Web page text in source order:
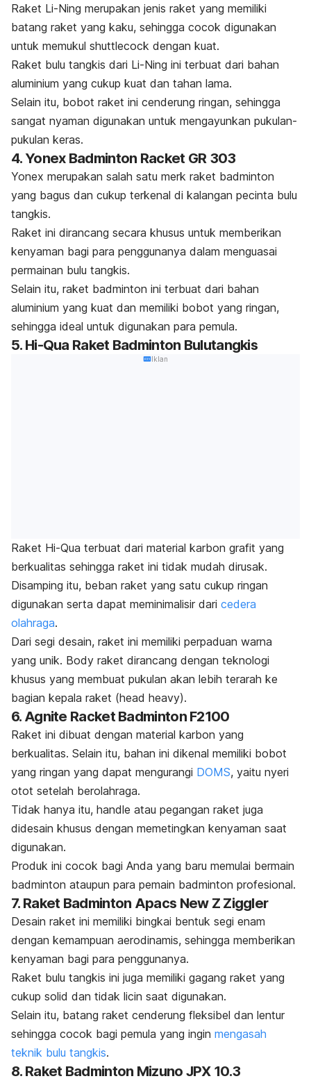
Raket Li-Ning merupakan jenis raket yang memiliki
batang raket yang kaku, sehingga cocok digunakan
untuk memukul shuttlecock dengan kuat.
Raket bulu tangkis dari Li-Ning ini terbuat dari bahan
aluminium yang cukup kuat dan tahan lama.
Selain itu, bobot raket ini cenderung ringan, sehingga
sangat nyaman digunakan untuk mengayunkan pukulan-
pukulan keras.
4. Yonex Badminton Racket GR 303
Yonex merupakan salah satu merk raket badminton
yang bagus dan cukup terkenal di kalangan pecinta bulu
tangkis.
Raket ini dirancang secara khusus untuk memberikan
kenyaman bagi para penggunanya dalam menguasai
permainan bulu tangkis.
Selain itu, raket badminton ini terbuat dari bahan
aluminium yang kuat dan memiliki bobot yang ringan,
sehingga ideal untuk digunakan para pemula.
5. Hi-Qua Raket Badminton Bulutangkis
Iklan
Raket Hi-Qua terbuat dari material karbon grafit yang
berkualitas sehingga raket ini tidak mudah dirusak.
Disamping itu, beban raket yang satu cukup ringan
digunakan serta dapat meminimalisir dari cedera
olahraga.
Dari segi desain, raket ini memiliki perpaduan warna
yang unik. Body raket dirancang dengan teknologi
khusus yang membuat pukulan akan lebih terarah ke
bagian kepala raket (head heavy).
6. Agnite Racket Badminton F2100
Raket ini dibuat dengan material karbon yang
berkualitas. Selain itu, bahan ini dikenal memiliki bobot
yang ringan yang dapat mengurangi DOMS, yaitu nyeri
otot setelah berolahraga.
Tidak hanya itu, handle atau pegangan raket juga
didesain khusus dengan memetingkan kenyaman saat
digunakan.
Produk ini cocok bagi Anda yang baru memulai bermain
badminton ataupun para pemain badminton profesional.
7. Raket Badminton Apacs New Z Ziggler
Desain raket ini memiliki bingkai bentuk segi enam
dengan kemampuan aerodinamis, sehingga memberikan
kenyaman bagi para penggunanya.
Raket bulu tangkis ini juga memiliki gagang raket yang
cukup solid dan tidak licin saat digunakan.
Selain itu, batang raket cenderung fleksibel dan lentur
sehingga cocok bagi pemula yang ingin mengasah
teknik bulu tangkis.
8. Raket Badminton Mizuno JPX 10.3